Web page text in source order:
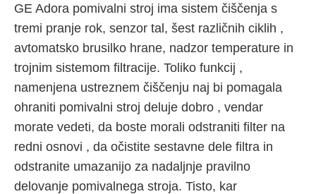
GE Adora pomivalni stroj ima sistem čiščenja s
tremi pranje rok, senzor tal, šest različnih ciklih ,
avtomatsko brusilko hrane, nadzor temperature in
trojnim sistemom filtracije. Toliko funkcij ,
namenjena ustreznem čiščenju naj bi pomagala
ohraniti pomivalni stroj deluje dobro , vendar
morate vedeti, da boste morali odstraniti filter na
redni osnovi , da očistite sestavne dele filtra in
odstranite umazanijo za nadaljnje pravilno
delovanje pomivalnega stroja. Tisto, kar